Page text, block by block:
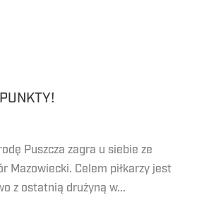
Puszcza zagra u siebie ze
Mazowiecki. Celem piłkarzy jest
z ostatnią drużyną w...